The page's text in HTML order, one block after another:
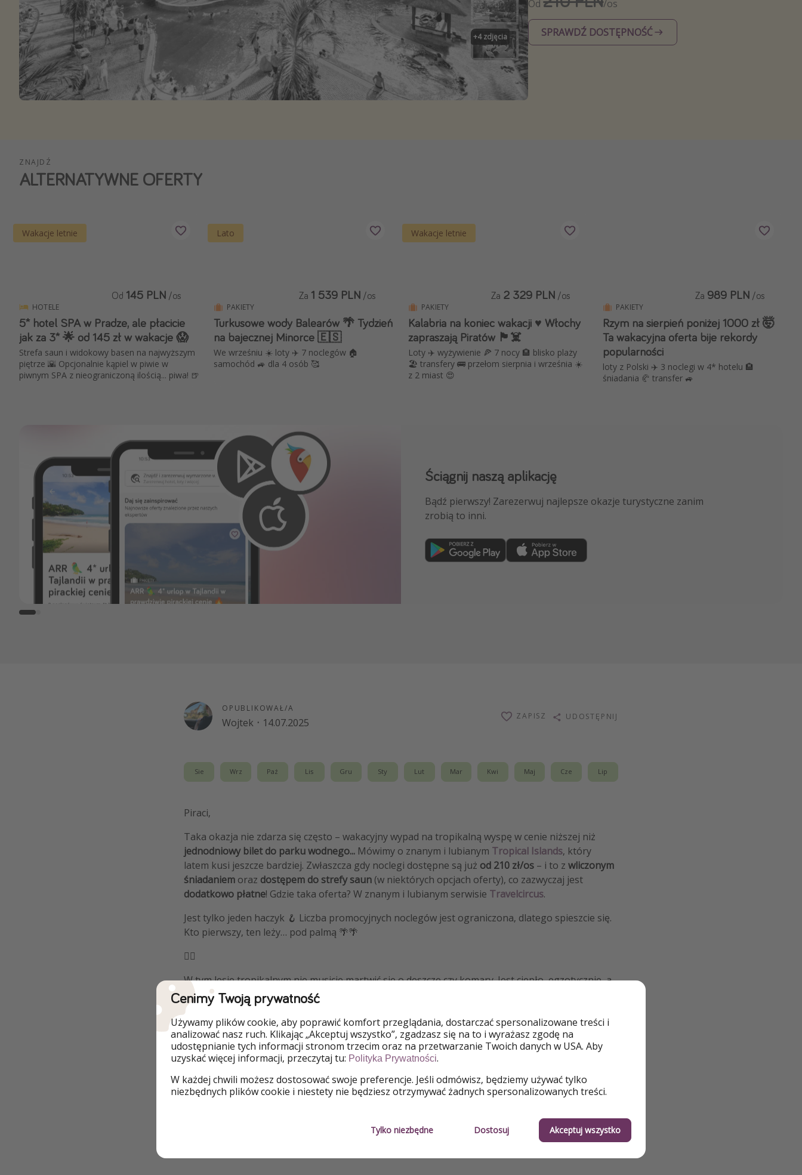
Wszystkie
+4 zdjęcia
Od /os
SPRAWDŹ DOSTĘPNOŚĆ
ZNAJDŹ
ALTERNATYWNE OFERTY
Wakacje letnie
HOTELE
5* hotel SPA w Pradze, ale płacicie
jak za 3* 🌟 od 145 zł w wakacje 😱
Strefa saun i widokowy basen na najwyższym
piętrze 🌇 Opcjonalnie kąpiel w piwie w
piwnym SPA z nieograniczoną ilością... piwa! 🍺
Od 145 PLN /os
Lato
PAKIETY
Turkusowe wody Balearów 🌴 Tydzień
na bajecznej Minorce 🇪🇸
We wrześniu ☀️ loty ✈️ 7 noclegów 🏠
samochód 🚙 dla 4 osób 🥰
Za 1 539 PLN /os
Wakacje letnie
PAKIETY
Kalabria na koniec wakacji ♥️ Włochy
zapraszają Piratów 🏴‍☠️
Loty ✈️ wyżywienie 🍕 7 nocy 🏨 blisko plaży
🏖️ transfery 🚌 przełom sierpnia i września ☀️
z 2 miast 😍
Za 2 329 PLN /os
PAKIETY
Rzym na sierpień poniżej 1000 zł 🤯
Ta wakacyjna oferta bije rekordy
popularności
loty z Polski ✈️ 3 noclegi w 4* hotelu 🏨
śniadania 🥐 transfer 🚙
Za 989 PLN /os
Ściągnij naszą aplikację
Bądź pierwszy! Zarezerwuj najlepsze okazje turystyczne zanim
zrobią to inni.
Dołącz do naszego kanału na WhatsApp
NAJLEPSZE oferty podróżnicze, porady ekspertów i wiele więcej!
Dołącz teraz
OPUBLIKOWAŁ/A
Wojtek · 14.07.2025
ZAPISZ UDOSTĘPNIJ
Sie Wrz Paź Lis Gru Sty Lut Mar Kwi Maj Cze Lip
Piraci,
Taka okazja nie zdarza się często – wakacyjny wypad na tropikalną wyspę w cenie niższej niż
jednodniowy bilet do parku wodnego... Mówimy o znanym i lubianym Tropical Islands, który
latem kusi jeszcze bardziej. Zwłaszcza gdy noclegi dostępne są już od 210 zł/os – i to z wliczonym
śniadaniem oraz dostępem do strefy saun (w niektórych opcjach oferty), co zazwyczaj jest
dodatkowo płatne! Gdzie taka oferta? W znanym i lubianym serwisie Travelcircus.
Jest tylko jeden haczyk 🪝 Liczba promocyjnych noclegów jest ograniczona, dlatego spieszcie się.
Kto pierwszy, ten leży… pod palmą 🌴🌴
🏴‍☠️
W tym lesie tropikalnym nie musicie martwić się o deszcze czy komary. Jest ciepło, egzotycznie, a
jednocześnie nie trzeba lecieć na drugi koniec świata – wystarczy wsiąść w auto lub pociąg i
ruszyć do Krausnick, tuż za Berlinem, zaledwie 60 km od granicy.
Czekają tu na Was lazurowa woda,plaże,największy zadaszony las tropikalny w Europie,
metrowa zjeżdżalnia,Amazonia i sauny. Wszystko to pod jednym dachem, w przyjemnym klimacie
ibez paszportu.
No i najważniejsze – wakacyjny relaks tutaj kosztuje znacznie mniej niż na wielu egzotycznych
wyspach z katalogów biur podróży. Tylko nie zwlekajcie, bo taka okazja nie będzie trwać wiecznie
Cenimy Twoją prywatność
Używamy plików cookie, aby poprawić komfort przeglądania, dostarczać spersonalizowane treści i
analizować nasz ruch. Klikając „Akceptuj wszystko”, zgadzasz się na to i wyrażasz zgodę na
udostępnianie tych informacji stronom trzecim oraz na przetwarzanie Twoich danych w USA. Aby
uzyskać więcej informacji, przeczytaj tu: Polityka Prywatności.
W każdej chwili możesz dostosować swoje preferencje. Jeśli odmówisz, będziemy używać tylko
niezbędnych plików cookie i niestety nie będziesz otrzymywać żadnych spersonalizowanych treści.
Tylko niezbędne Dostosuj Akceptuj wszystko